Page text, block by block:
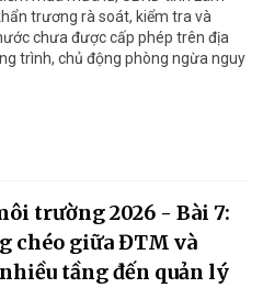
trương rà soát, kiểm tra và
chưa được cấp phép trên địa
trình, chủ động phòng ngừa nguy
trường 2026 - Bài 7:
chéo giữa ĐTM và
tầng đến quản lý